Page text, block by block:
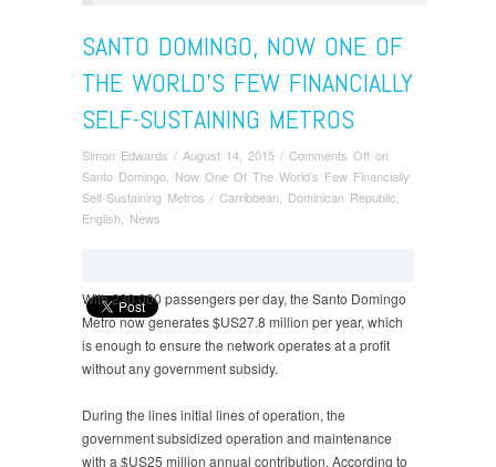
SANTO DOMINGO, NOW ONE OF
THE WORLD’S FEW FINANCIALLY
SELF-SUSTAINING METROS
Simon Edwards / August 14, 2015 / Comments Off on
Santo Domingo, Now One Of The World’s Few Financially
Self-Sustaining Metros / Carribbean Dominican Republic
English
News
With 230,000 passengers per day, the Santo Domingo
Metro now generates $US27.8 million per year, which
is enough to ensure the network operates at a profit
without any government subsidy.
During the lines initial lines of operation, the
government subsidized operation and maintenance
with a $US25 million annual contribution. According to